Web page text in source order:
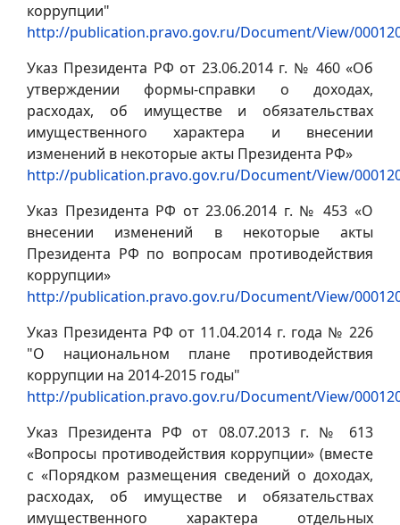
коррупции"
http://publication.pravo.gov.ru/Document/View/
Указ Президента РФ от 23.06.2014 г. № 460 «Об
утверждении формы-справки о доходах,
расходах, об имуществе и обязательствах
имущественного характера и внесении
изменений в некоторые акты Президента РФ»
http://publication.pravo.gov.ru/Document/View/
Указ Президента РФ от 23.06.2014 г. № 453 «О
внесении изменений в некоторые акты
Президента РФ по вопросам противодействия
коррупции»
http://publication.pravo.gov.ru/Document/View/
Указ Президента РФ от 11.04.2014 г. года № 226
"О национальном плане противодействия
коррупции на 2014-2015 годы"
http://publication.pravo.gov.ru/Document/View/
Указ Президента РФ от 08.07.2013 г. № 613
«Вопросы противодействия коррупции» (вместе
с «Порядком размещения сведений о доходах,
расходах, об имуществе и обязательствах
имущественного характера отдельных